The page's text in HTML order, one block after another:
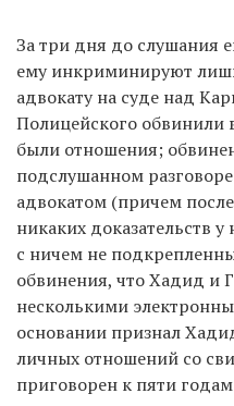
За три дня до слушания
ему инкриминируют
адвокату на суде над
Полицейского обвинили
были отношения;
подслушанном
адвокатом (причем
никаких доказательств у
с ничем не
обвинения, что Хадид и
несколькими
основании признал
личных отношений со
приговорен к пяти